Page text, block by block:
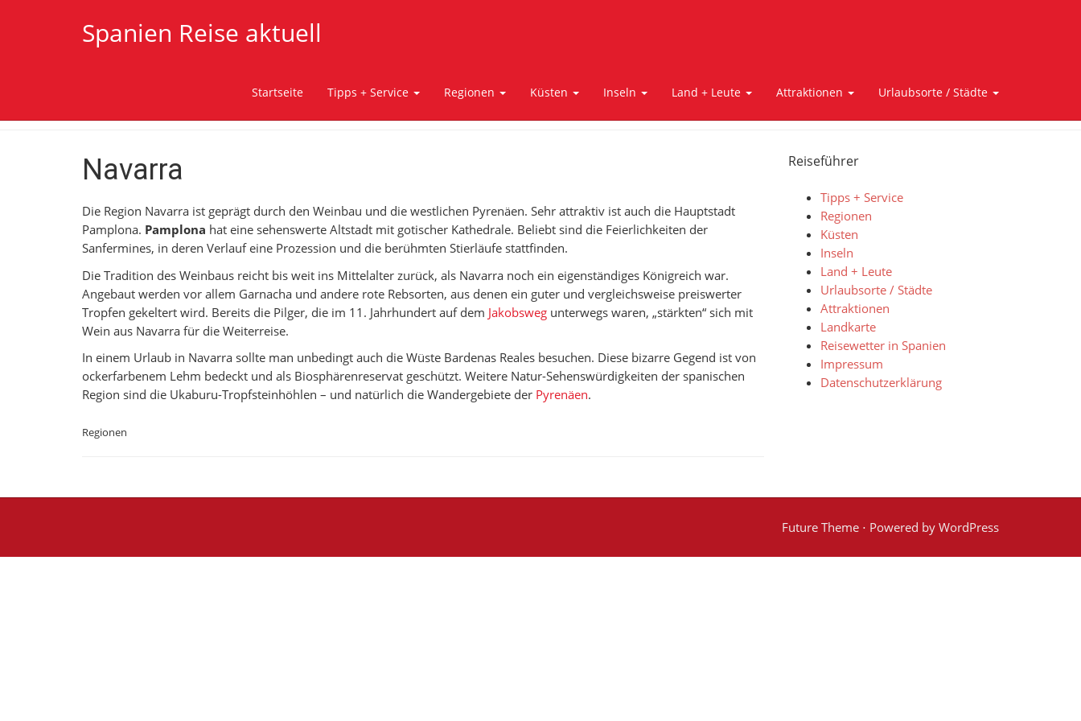
Spanien Reise aktuell
Startseite Tipps + Service Regionen Küsten Inseln Land + Leute Attraktionen Urlaubsorte / Städte
Navarra
Die Region Navarra ist geprägt durch den Weinbau und die westlichen Pyrenäen. Sehr attraktiv ist auch die Hauptstadt
Pamplona. Pamplona hat eine sehenswerte Altstadt mit gotischer Kathedrale. Beliebt sind die Feierlichkeiten der
Sanfermines, in deren Verlauf eine Prozession und die berühmten Stierläufe stattfinden.
Die Tradition des Weinbaus reicht bis weit ins Mittelalter zurück, als Navarra noch ein eigenständiges Königreich war.
Angebaut werden vor allem Garnacha und andere rote Rebsorten, aus denen ein guter und vergleichsweise preiswerter
Tropfen gekeltert wird. Bereits die Pilger, die im 11. Jahrhundert auf dem Jakobsweg unterwegs waren, „stärkten“ sich mit
Wein aus Navarra für die Weiterreise.
In einem Urlaub in Navarra sollte man unbedingt auch die Wüste Bardenas Reales besuchen. Diese bizarre Gegend ist von
ockerfarbenem Lehm bedeckt und als Biosphärenreservat geschützt. Weitere Natur-Sehenswürdigkeiten der spanischen
Region sind die Ukaburu-Tropfsteinhöhlen – und natürlich die Wandergebiete der Pyrenäen.
Regionen
Reiseführer
Tipps + Service
Regionen
Küsten
Inseln
Land + Leute
Urlaubsorte / Städte
Attraktionen
Landkarte
Reisewetter in Spanien
Impressum
Datenschutzerklärung
Future Theme ⋅ Powered by WordPress